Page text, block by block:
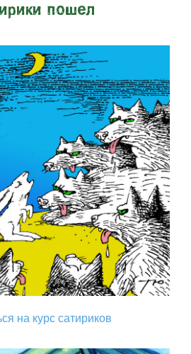
пошел
на курс сатириков